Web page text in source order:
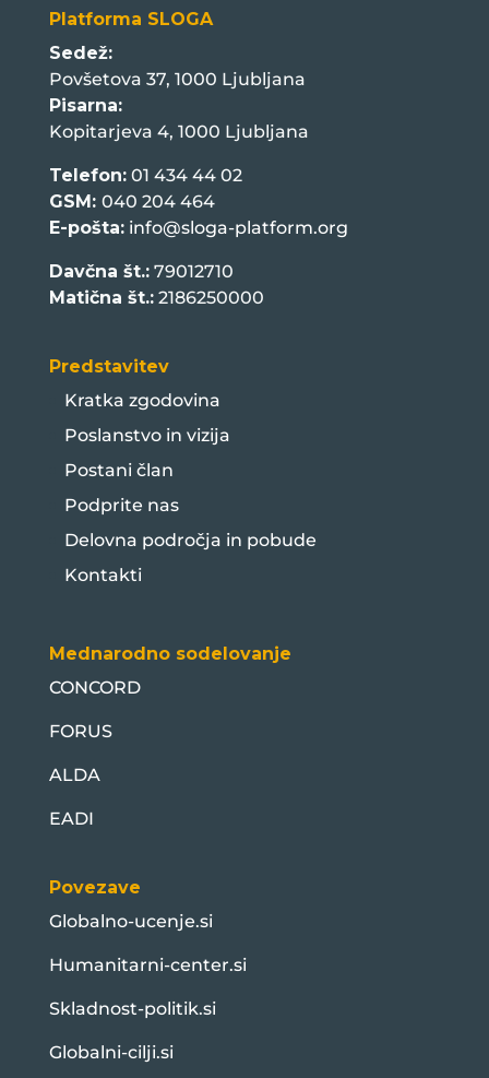
Platforma SLOGA
Sedež:
Povšetova 37, 1000 Ljubljana
Pisarna:
Kopitarjeva 4, 1000 Ljubljana
Telefon:01 434 44 02
GSM: 040 204 464
E-pošta: info@sloga-platform.org
Davčna št.:79012710
Matična št.:2186250000
Predstavitev
Kratka zgodovina
Poslanstvo in vizija
Postani član
Podprite nas
Delovna področja in pobude
Kontakti
Mednarodno sodelovanje
CONCORD
FORUS
ALDA
EADI
Povezave
Globalno-ucenje.si
Humanitarni-center.si
Skladnost-politik.si
Globalni-cilji.si